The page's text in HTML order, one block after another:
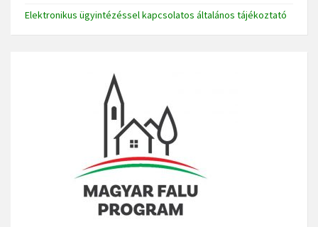
Elektronikus ügyintézéssel kapcsolatos általános tájékoztató